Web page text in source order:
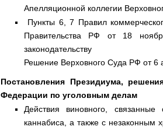
Апелляционной коллегии
Пункты 6, 7 Правил
Правительства РФ от 18
законодательству
Решение Верховного Суда РФ от 6
Постановления Президиума,
Федерации по уголовным делам
Действия виновного,
каннабиса, а также с незаконным